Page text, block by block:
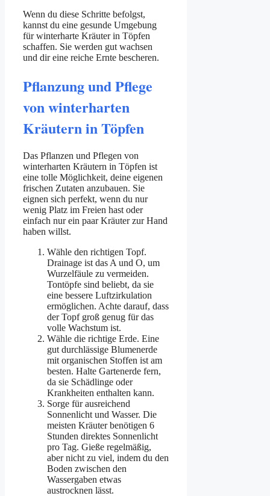
Wenn du diese Schritte befolgst,
kannst du eine gesunde Umgebung
für winterharte Kräuter in Töpfen
schaffen. Sie werden gut wachsen
und dir eine reiche Ernte bescheren.
Pflanzung und Pflege
von winterharten
Kräutern in Töpfen
Das Pflanzen und Pflegen von
winterharten Kräutern in Töpfen ist
eine tolle Möglichkeit, deine eigenen
frischen Zutaten anzubauen. Sie
eignen sich perfekt, wenn du nur
wenig Platz im Freien hast oder
einfach nur ein paar Kräuter zur Hand
haben willst.
Wähle den richtigen Topf.
Drainage ist das A und O, um
Wurzelfäule zu vermeiden.
Tontöpfe sind beliebt, da sie
eine bessere Luftzirkulation
ermöglichen. Achte darauf, dass
der Topf groß genug für das
volle Wachstum ist.
Wähle die richtige Erde. Eine
gut durchlässige Blumenerde
mit organischen Stoffen ist am
besten. Halte Gartenerde fern,
da sie Schädlinge oder
Krankheiten enthalten kann.
Sorge für ausreichend
Sonnenlicht und Wasser. Die
meisten Kräuter benötigen 6
Stunden direktes Sonnenlicht
pro Tag. Gieße regelmäßig,
aber nicht zu viel, indem du den
Boden zwischen den
Wassergaben etwas
austrocknen lässt.